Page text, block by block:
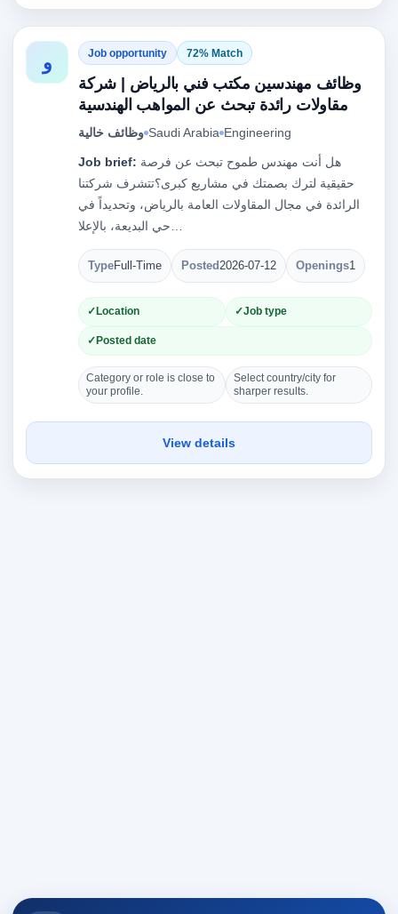
و Job opportunity 72% Match
وظائف مهندسين مكتب فني بالرياض | شركة
مقاولات رائدة تبحث عن المواهب الهندسية
وظائف خالية Saudi Arabia Engineering
Job brief:
حقيقية لترك بصمتك في مشاريع كبرى؟تتشرف شركتنا
الرائدة في مجال المقاولات العامة بالرياض، وتحديداً في
TypeFull-Time Posted2026-07-12 Openings1
Location Job type
Posted date
Category or role is close to
your profile.
Select country/city for
sharper results.
View details